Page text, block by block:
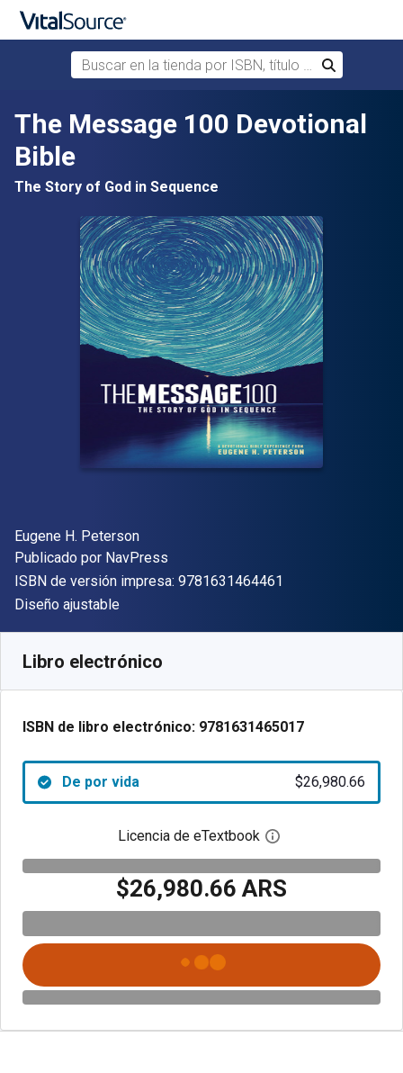
Saltar al contenido principal
Buscar en la tienda por ISBN, título o autor
Buscar
The Message 100 Devotional
Bible
The Story of God in Sequence
Autor(es)
Eugene H. Peterson
Editor
Publicado por NavPress
ISBN de versión impresa: 9781631464461
Formato
Diseño ajustable
Libro electrónico
ISBN de libro electrónico: 9781631465017
De por vida $26,980.66
Licencia de eTextbook Abre el cuadro de
$26,980.66 ARS